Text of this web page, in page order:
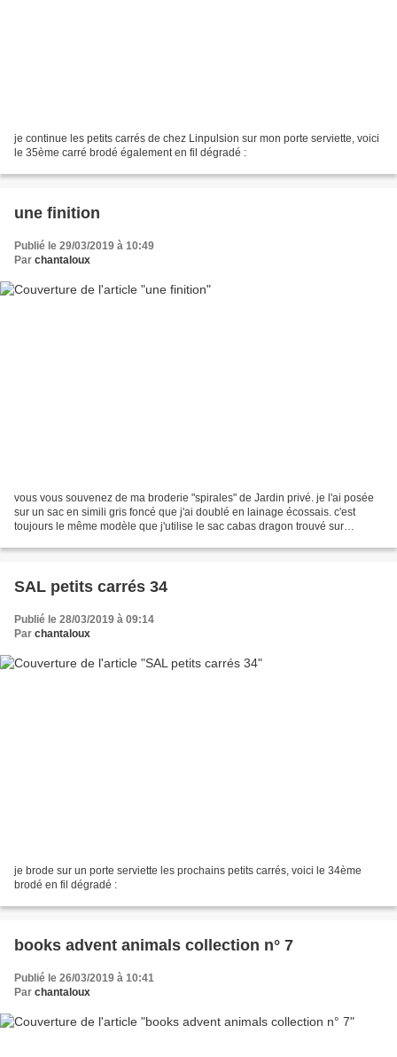
je continue les petits carrés de chez Linpulsion sur mon porte serviette, voici
le 35ème carré brodé également en fil dégradé :
une finition
Publié le 29/03/2019 à 10:49
Par chantaloux
vous vous souvenez de ma broderie "spirales" de Jardin privé. je l'ai posée
sur un sac en simili gris foncé que j'ai doublé en lainage écossais. c'est
toujours le même modèle que j'utilise le sac cabas dragon trouvé sur
SAL petits carrés 34
Publié le 28/03/2019 à 09:14
Par chantaloux
je brode sur un porte serviette les prochains petits carrés, voici le 34ème
brodé en fil dégradé :
books advent animals collection n° 7
Publié le 26/03/2019 à 10:41
Par chantaloux